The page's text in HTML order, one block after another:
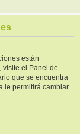
están
visite el Panel de
que se encuentra
le permitirá cambiar